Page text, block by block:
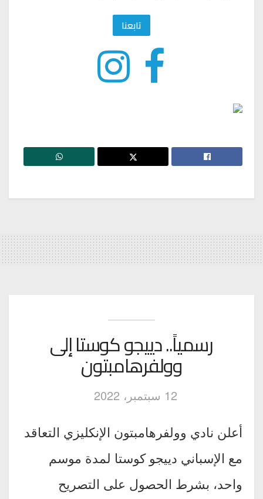
تابعنا
رسمياً.. دييجو كوستا إلى
وولفرهامبتون
12 سبتمبر، 2022
أعلن نادي وولفرهامبتون الإنكليزي التعاقد
مع الإسباني دييجو كوستا لمدة موسم
واحد، بشرط الحصول على التصريح